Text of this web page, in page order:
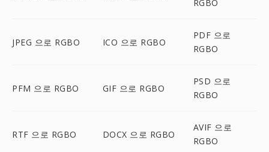
RGBO
JPEG 으로 RGBO ICO 으로 RGBO
PDF 으로
RGBO
PFM 으로 RGBO GIF 으로 RGBO
PSD 으로
RGBO
RTF 으로 RGBO DOCX 으로 RGBO
AVIF 으로
RGBO